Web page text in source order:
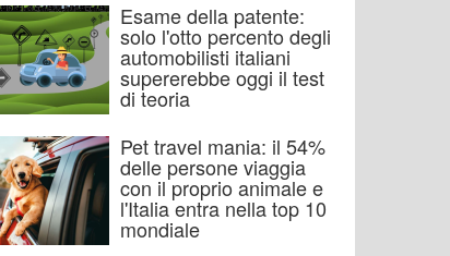
Esame della patente:
solo l'otto percento degli
automobilisti italiani
supererebbe oggi il test
di teoria
Pet travel mania: il 54%
delle persone viaggia
con il proprio animale e
l'Italia entra nella top 10
mondiale